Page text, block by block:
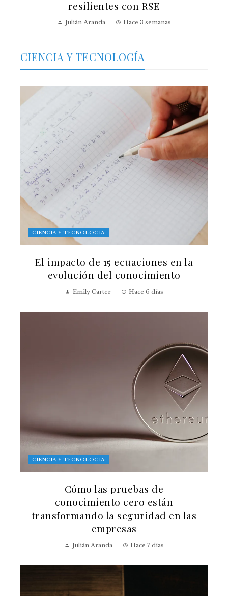
resilientes con RSE
Julián Aranda Hace 3 semanas
CIENCIA Y TECNOLOGÍA
CIENCIA Y TECNOLOGÍA
El impacto de 15 ecuaciones en la
evolución del conocimiento
Emily Carter Hace 6 días
CIENCIA Y TECNOLOGÍA
Cómo las pruebas de
conocimiento cero están
transformando la seguridad en las
empresas
Julián Aranda Hace 7 días